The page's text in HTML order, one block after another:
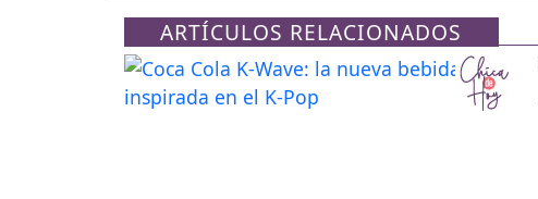
ARTÍCULOS RELACIONADOS